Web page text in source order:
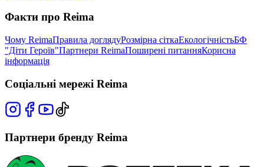
Факти про Reima
Чому ReimaПравила доглядуРозмірна сіткаЕкологічністьБФ
"Діти Героїв"Партнери ReimaПоширені питанняКорисна
інформація
Соціальні мережі Reima
Партнери бренду Reima